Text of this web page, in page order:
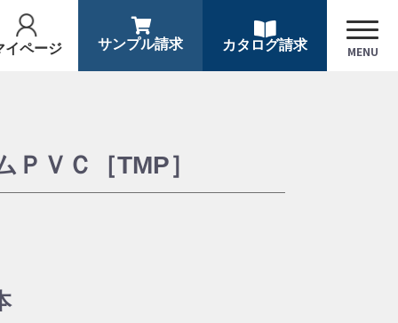
イページ サンプル請求 カタログ請求 MENU
ＰＶＣ［TMP］